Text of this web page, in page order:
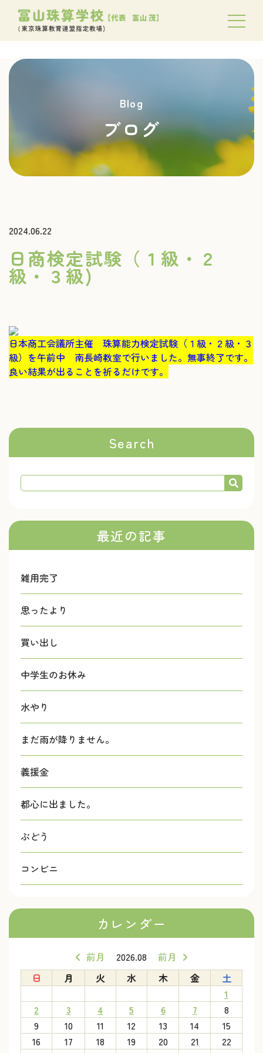
Blog
ブログ
2024.06.22
日商検定試験（１級・２
級・３級)
日本商工会議所主催 珠算能力検定試験（１級・２級・３
級）を午前中 南長崎教室で行いました。無事終了です。
良い結果が出ることを祈るだけです。
Search
最近の記事
雑用完了
思ったより
買い出し
中学生のお休み
水やり
まだ雨が降りません。
義援金
都心に出ました。
ぶどう
コンビニ
カレンダー
前月 2026.08
前月
日
月 火 水 木 金
土
1
2
3 4 5 6 7
8
9
10 11 12 13 14
15
16
17 18 19 20 21
22